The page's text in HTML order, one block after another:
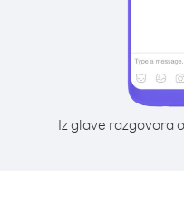
Iz glave razgovora